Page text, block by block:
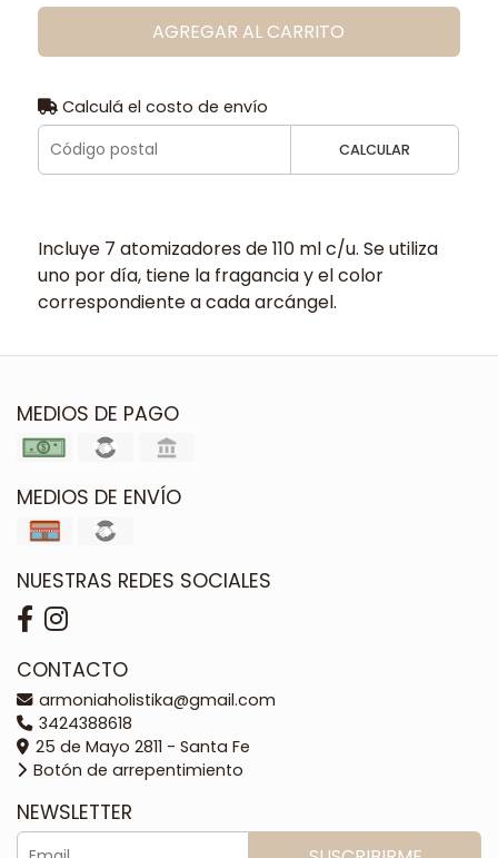
AGREGAR AL CARRITO
Calculá el costo de envío
CALCULAR
Incluye 7 atomizadores de 110 ml c/u. Se utiliza
uno por día, tiene la fragancia y el color
correspondiente a cada arcángel.
MEDIOS DE PAGO
MEDIOS DE ENVÍO
NUESTRAS REDES SOCIALES
CONTACTO
armoniaholistika@gmail.com
3424388618
25 de Mayo 2811 - Santa Fe
Botón de arrepentimiento
NEWSLETTER